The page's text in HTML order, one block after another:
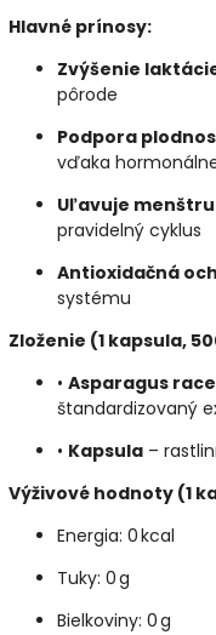
Hlavné prínosy:
Zvýšenie
pôrode
Podpora
vďaka
Uľavuje
pravidelný cyklus
Antioxidačná
systému
Zloženie (1 kapsula,
• Asparagus
štandardizovaný
• Kapsula –
Výživové hodnoty (1
Energia: 0 kcal
Tuky: 0 g
Bielkoviny: 0 g